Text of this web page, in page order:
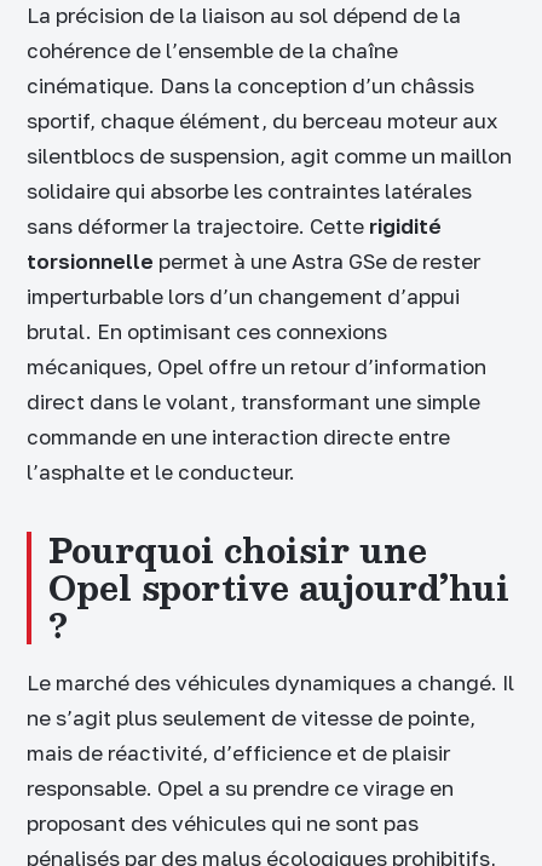
La précision de la liaison au sol dépend de la
cohérence de l’ensemble de la chaîne
cinématique. Dans la conception d’un châssis
sportif, chaque élément, du berceau moteur aux
silentblocs de suspension, agit comme un maillon
solidaire qui absorbe les contraintes latérales
sans déformer la trajectoire. Cette rigidité
torsionnelle permet à une Astra GSe de rester
imperturbable lors d’un changement d’appui
brutal. En optimisant ces connexions
mécaniques, Opel offre un retour d’information
direct dans le volant, transformant une simple
commande en une interaction directe entre
l’asphalte et le conducteur.
Pourquoi choisir une
Opel sportive aujourd’hui
?
Le marché des véhicules dynamiques a changé. Il
ne s’agit plus seulement de vitesse de pointe,
mais de réactivité, d’efficience et de plaisir
responsable. Opel a su prendre ce virage en
proposant des véhicules qui ne sont pas
pénalisés par des malus écologiques prohibitifs,